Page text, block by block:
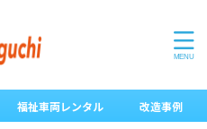
福祉車両レンタル 改造事例